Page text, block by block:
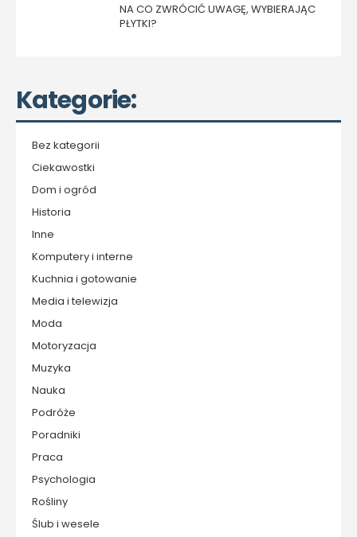
NA CO ZWRÓCIĆ UWAGĘ, WYBIERAJĄC
PŁYTKI?
Kategorie:
Bez kategorii
Ciekawostki
Dom i ogród
Historia
Inne
Komputery i interne
Kuchnia i gotowanie
Media i telewizja
Moda
Motoryzacja
Muzyka
Nauka
Podróże
Poradniki
Praca
Psychologia
Rośliny
Ślub i wesele